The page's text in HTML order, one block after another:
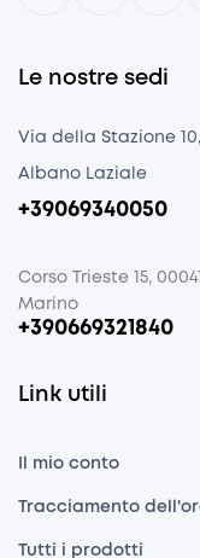
Le nostre sedi
Via della Stazione 10,
Albano Laziale
+39069340050
Corso Trieste 15,
Marino
+390669321840
Link utili
Il mio conto
Tracciamento
Tutti i prodotti